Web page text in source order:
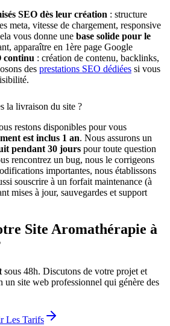
SEO dès leur création : structure
meta, vitesse de chargement, responsive
vous donne une base solide pour le
apparaître en 1ère page Google
continu : création de contenu, backlinks,
des prestations SEO dédiées si vous
la livraison du site ?
restons disponibles pour vous
est inclus 1 an. Nous assurons un
pendant 30 jours pour toute question
rencontrez un bug, nous le corrigeons
importantes, nous établissons
souscrire à un forfait maintenance (à
mises à jour, sauvegardes et support
Site Aromathérapie à
sous 48h. Discutons de votre projet et
un site web professionnel qui génère des
Les Tarifs